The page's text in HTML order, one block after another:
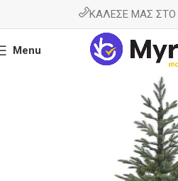
ΚΑΛΕΣΕ ΜΑΣ ΣΤΟ
Menu